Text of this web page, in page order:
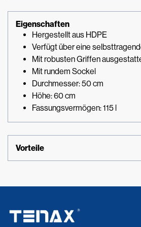
Eigenschaften
Hergestellt aus HDPE
Verfügt über eine
Mit robusten Griffen
Mit rundem Sockel
Durchmesser: 50 cm
Höhe: 60 cm
Fassungsvermögen: 115 l
Vorteile